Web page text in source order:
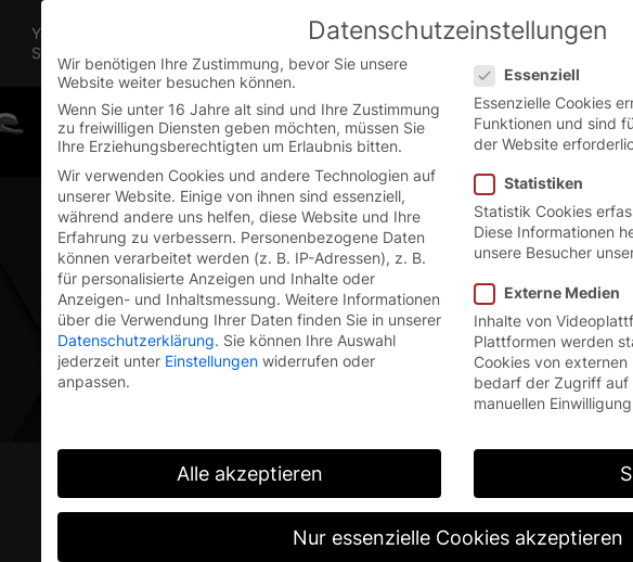
You are currently on the Austrian German website.
Switch to the English version.
English
Datenschutzeinstellungen
Wir benötigen Ihre Zustimmung, bevor Sie unsere
Website weiter besuchen können.
Wenn Sie unter 16 Jahre alt sind und Ihre Zustimmung
zu freiwilligen Diensten geben möchten, müssen Sie
Ihre Erziehungsberechtigten um Erlaubnis bitten.
Wir verwenden Cookies und andere Technologien auf
unserer Website. Einige von ihnen sind essenziell,
während andere uns helfen, diese Website und Ihre
Erfahrung zu verbessern. Personenbezogene Daten
können verarbeitet werden (z. B. IP-Adressen), z. B.
für personalisierte Anzeigen und Inhalte oder
Anzeigen- und Inhaltsmessung. Weitere Informationen
über die Verwendung Ihrer Daten finden Sie in unserer
Datenschutzerklärung. Sie können Ihre Auswahl
jederzeit unter Einstellungen widerrufen oder
anpassen.
Essenziell
Essenzielle Cookies
Funktionen und sind
der Website
Statistiken
Statistik Cookies
Diese Informationen
unsere Besucher
Externe Medien
Inhalte von
Plattformen werden
Cookies von
bedarf der Zugriff auf
manuellen
Alle akzeptieren
Nur essenzielle Cookies akzeptieren